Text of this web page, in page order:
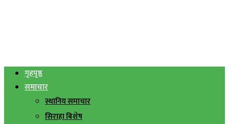
गृहपृष्ठ
समाचार
स्थानिय समाचार
सिराहा बिशेष